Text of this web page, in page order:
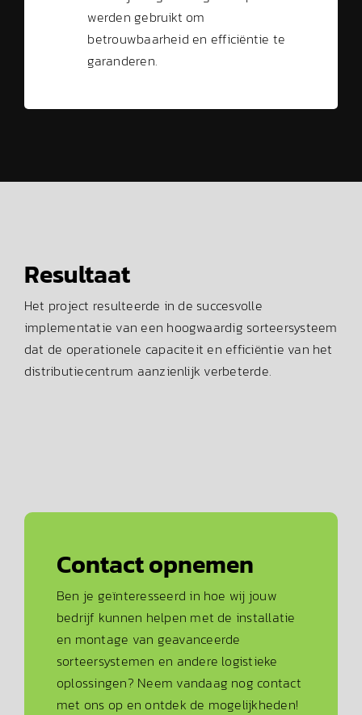
werden gebruikt om
betrouwbaarheid en efficiëntie te
garanderen.
Resultaat
Het project resulteerde in de succesvolle
implementatie van een hoogwaardig sorteersysteem
dat de operationele capaciteit en efficiëntie van het
distributiecentrum aanzienlijk verbeterde.
Contact opnemen
Ben je geïnteresseerd in hoe wij jouw
bedrijf kunnen helpen met de installatie
en montage van geavanceerde
sorteersystemen en andere logistieke
oplossingen? Neem vandaag nog contact
met ons op en ontdek de mogelijkheden!